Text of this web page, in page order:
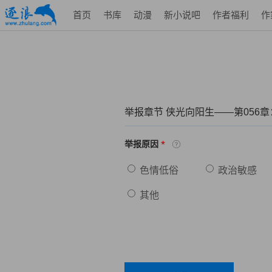
首页 书库 动漫 新小说吧 作者福利 作
举报章节 侠光向阳生——第056章
举报原因 *
色情低俗 政治敏感
其他